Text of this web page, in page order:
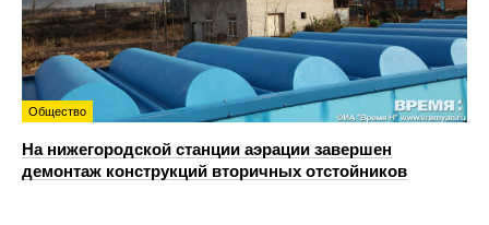
Общество
На нижегородской станции аэрации завершен
демонтаж конструкций вторичных отстойников